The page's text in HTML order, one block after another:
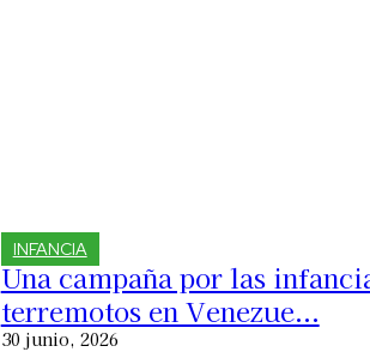
INFANCIA
Una campaña por las
terremotos en Venezue...
30 junio, 2026